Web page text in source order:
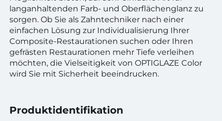
langanhaltenden Farb- und Oberflächenglanz zu
sorgen. Ob Sie als Zahntechniker nach einer
einfachen Lösung zur Individualisierung Ihrer
Composite-Restaurationen suchen oder Ihren
gefrästen Restaurationen mehr Tiefe verleihen
möchten, die Vielseitigkeit von OPTIGLAZE Color
wird Sie mit Sicherheit beeindrucken.
Produktidentifikation